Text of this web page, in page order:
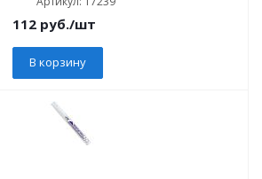
112 руб./шт
В корзину